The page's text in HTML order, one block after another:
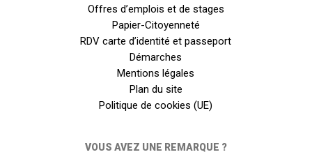
Offres d’emplois et de stages
Papier-Citoyenneté
RDV carte d’identité et passeport
Démarches
Mentions légales
Plan du site
Politique de cookies (UE)
VOUS AVEZ UNE REMARQUE ?